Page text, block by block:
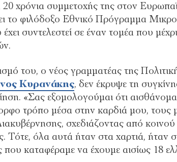
20 χρόνια συμμετοχής της στον
το φιλόδοξο Εθνικό Πρόγραμμα
συντελεστεί σε έναν τομέα που
του, ο νέος γραμματέας της
Κυρανάκης, δεν έκρυψε τη
«Σας εξομολογούμαι ότι
τρόπο μέσα στην καρδιά μου, τους
σχεδιάζοντας από
Τότε, όλα αυτά ήταν στα χαρτιά, ήταν
καταφέραμε να έχουμε αισίως 18